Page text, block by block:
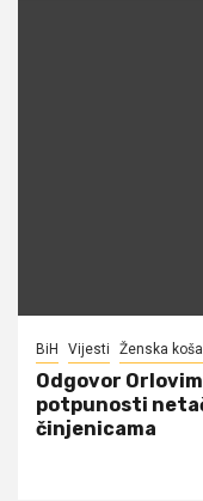
BiH Vijesti Ženska
Odgovor
potpunosti
činjenicama